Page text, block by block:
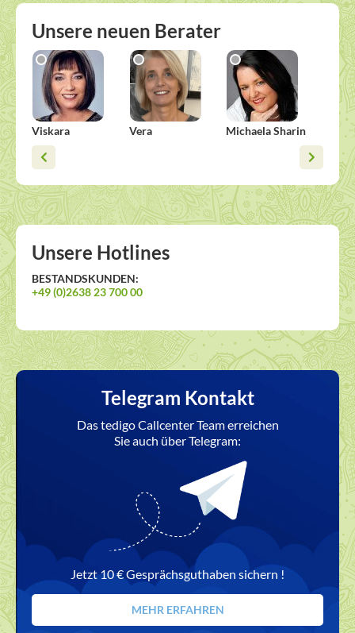
Unsere neuen Berater
Viskara Vera Michaela Sharin Alisha
Unsere Hotlines
BESTANDSKUNDEN:
+49 (0)2638 23 700 00
Telegram Kontakt
Das tedigo Callcenter Team erreichen
Sie auch über Telegram:
Jetzt 10 € Gesprächsguthaben sichern !
MEHR ERFAHREN